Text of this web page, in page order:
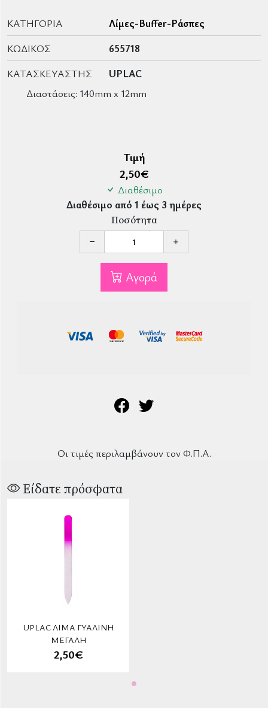
ΚΑΤΗΓΟΡΊΑ
Λίμες-Buffer-Ράσπες
ΚΩΔΙΚΌΣ
655718
ΚΑΤΑΣΚΕΥΑΣΤΉΣ
UPLAC
Διαστάσεις: 140mm x 12mm
Τιμή
2,50€
Διαθέσιμο
Διαθέσιμο από 1 έως 3 ημέρες
Ποσότητα
Αγορά
Οι τιμές περιλαμβάνουν τον Φ.Π.Α.
Είδατε πρόσφατα
UPLAC ΛΊΜΑ ΓΥΆΛΙΝΗ
ΜΕΓΆΛΗ
2,50€